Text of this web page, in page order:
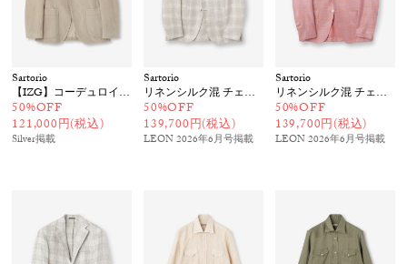
Sartorio
【IZG】コーデュロイジャケット
50%OFF
121,000円(税込)
Silver掲載
Sartorio
リネンシルク混 チェック柄ジャケット
50%OFF
139,700円(税込)
LEON 2026年6月号掲載
Sartorio
リネンシルク混 チェック柄ジャケット
50%OFF
139,700円(税込)
LEON 2026年6月号掲載